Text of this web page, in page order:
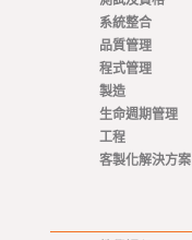
系統整合
品質管理
程式管理
製造
生命週期管理
工程
客製化解決方案